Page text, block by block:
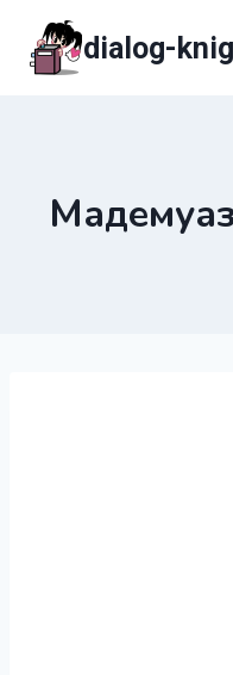
содержимому
dialog-